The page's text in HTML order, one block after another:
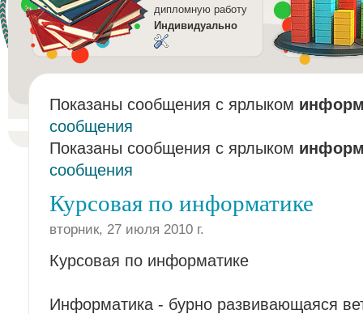
дипломную работу
Индивидуально
Показаны сообщения с ярлыком
сообщения
Показаны сообщения с ярлыком
сообщения
Курсовая по информатике
вторник, 27 июля 2010 г.
Курсовая по информатике
Информатика - бурно развивающаяся